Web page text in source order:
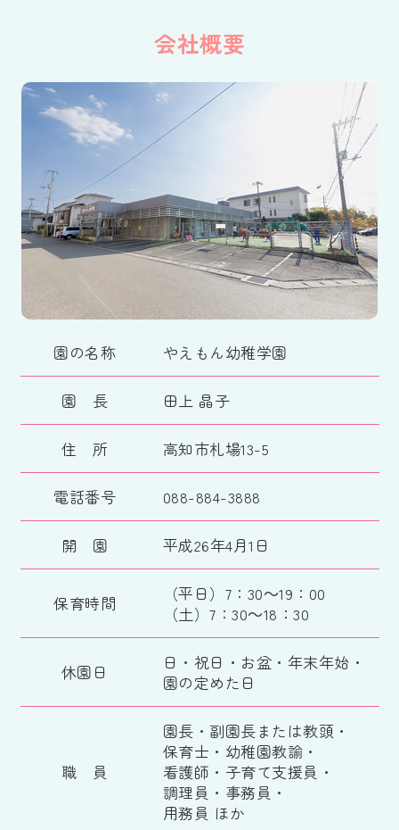
会社概要
園の名称 やえもん幼稚学園
園 長 田上 晶子
住 所 高知市札場13-5
電話番号 088-884-3888
開 園 平成26年4月1日
保育時間
（平日）7：30～19：00
（土）7：30～18：30
休園日
日・祝日・お盆・年末年始・
園の定めた日
職 員
園長・副園長または教頭・
保育士・幼稚園教諭・
看護師・子育て支援員・
調理員・事務員・
用務員 ほか